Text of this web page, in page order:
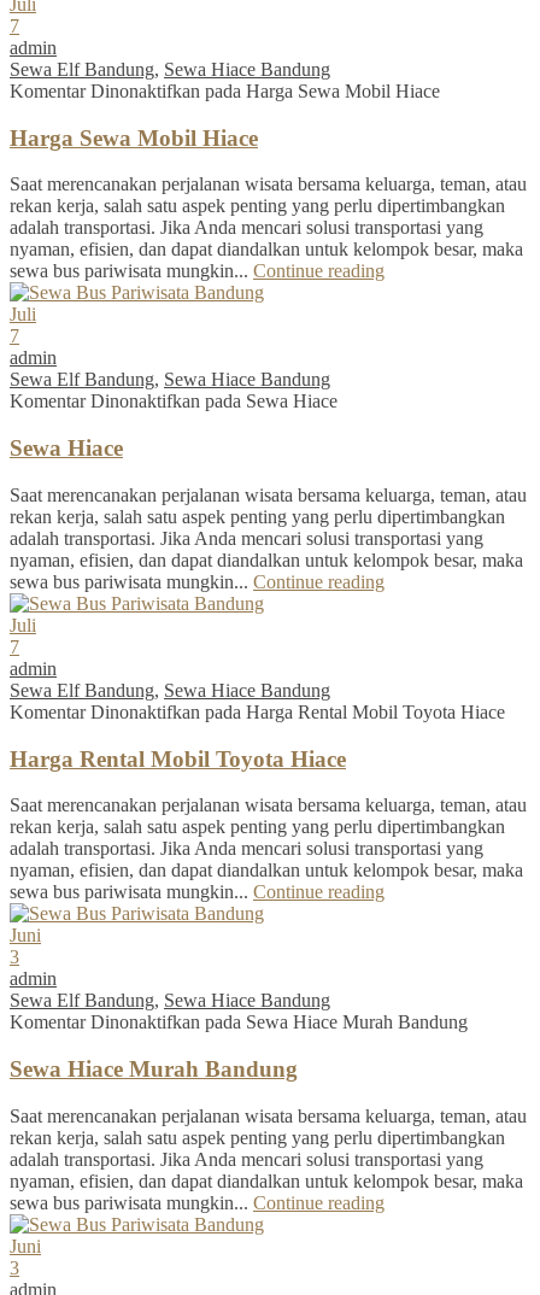
Juli
7
admin
Sewa Elf Bandung, Sewa Hiace Bandung
Komentar Dinonaktifkan pada Harga Sewa Mobil Hiace
Harga Sewa Mobil Hiace
Saat merencanakan perjalanan wisata bersama keluarga, teman, atau
rekan kerja, salah satu aspek penting yang perlu dipertimbangkan
adalah transportasi. Jika Anda mencari solusi transportasi yang
nyaman, efisien, dan dapat diandalkan untuk kelompok besar, maka
sewa bus pariwisata mungkin... Continue reading
Juli
7
admin
Sewa Elf Bandung, Sewa Hiace Bandung
Komentar Dinonaktifkan pada Sewa Hiace
Sewa Hiace
Saat merencanakan perjalanan wisata bersama keluarga, teman, atau
rekan kerja, salah satu aspek penting yang perlu dipertimbangkan
adalah transportasi. Jika Anda mencari solusi transportasi yang
nyaman, efisien, dan dapat diandalkan untuk kelompok besar, maka
sewa bus pariwisata mungkin... Continue reading
Juli
7
admin
Sewa Elf Bandung, Sewa Hiace Bandung
Komentar Dinonaktifkan pada Harga Rental Mobil Toyota Hiace
Harga Rental Mobil Toyota Hiace
Saat merencanakan perjalanan wisata bersama keluarga, teman, atau
rekan kerja, salah satu aspek penting yang perlu dipertimbangkan
adalah transportasi. Jika Anda mencari solusi transportasi yang
nyaman, efisien, dan dapat diandalkan untuk kelompok besar, maka
sewa bus pariwisata mungkin... Continue reading
Juni
3
admin
Sewa Elf Bandung, Sewa Hiace Bandung
Komentar Dinonaktifkan pada Sewa Hiace Murah Bandung
Sewa Hiace Murah Bandung
Saat merencanakan perjalanan wisata bersama keluarga, teman, atau
rekan kerja, salah satu aspek penting yang perlu dipertimbangkan
adalah transportasi. Jika Anda mencari solusi transportasi yang
nyaman, efisien, dan dapat diandalkan untuk kelompok besar, maka
sewa bus pariwisata mungkin... Continue reading
Juni
3
admin